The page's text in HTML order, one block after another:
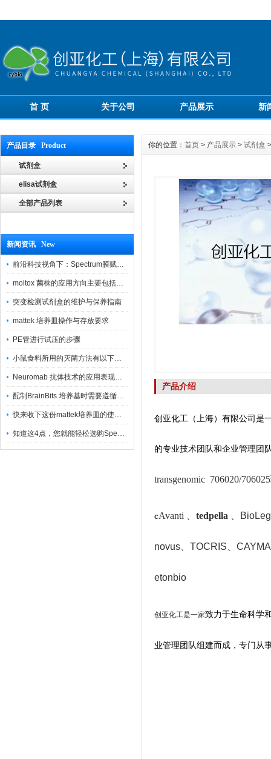
首 页 关于公司 产品展示 新
产品目录 Product
试剂盒
elisa试剂盒
全部产品列表
新闻资讯 New
前沿科技视角下：Spectrum膜赋能精密制造
moltox 菌株的应用方向主要包括以下几个方面
突变检测试剂盒的维护与保养指南
mattek 培养皿操作与存放要求
PE管进行试压的步骤
小鼠食料所用的灭菌方法有以下三种
Neuromab 抗体技术的应用表现在这几方面
配制BrainBits 培养基时需要遵循的原则
快来收下这份mattek培养皿的使用指南
知道这4点，您就能轻松选购Spectrum 膜
你的位置： 首页 > 产品展示 > 试剂盒
产品介绍
创亚化工（上海）有限公司是
的专业技术团队和企业管理团
transgenomic 706020/
cAvanti 、 tedpella
novus 、TOCRIS 、
etonbio
创亚化工是一家致力于生命科学
业管理团队组建而成，专门从